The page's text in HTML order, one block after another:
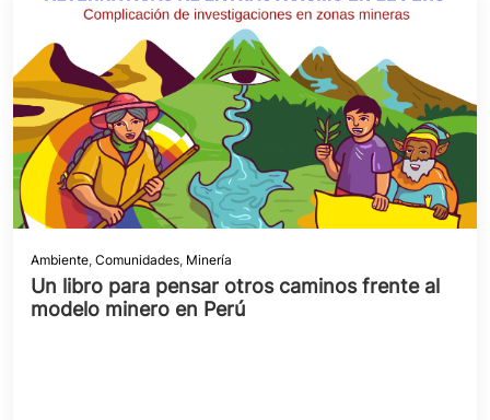
Ambiente, Comunidades, Minería
Un libro para pensar otros caminos frente al
modelo minero en Perú